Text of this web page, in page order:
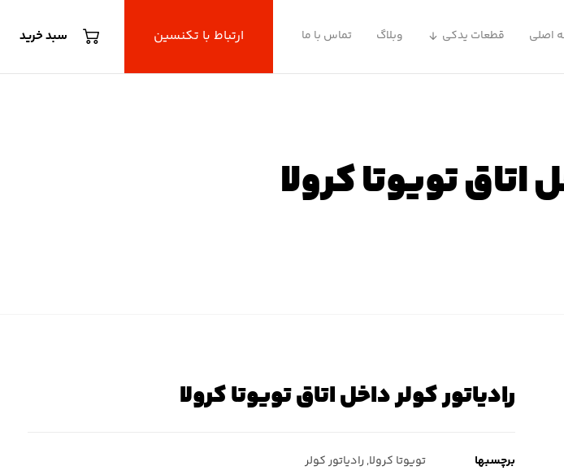
سبد خرید ارتباط با تکنسین اصلی قطعات یدکی وبلاگ تماس با ما
اتاق تویوتا کرولا
رادیاتور کولر داخل اتاق تویوتا کرولا
برچسبها تویوتا کرولا,رادیاتور کولر